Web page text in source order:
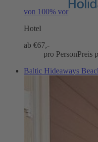
von 100% vor
Hotel
ab €67,-
pro PersonPreis
Baltic Hideaways